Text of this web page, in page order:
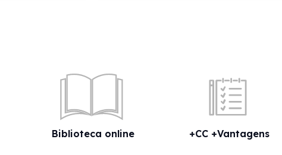
Biblioteca online +CC +Vantagens